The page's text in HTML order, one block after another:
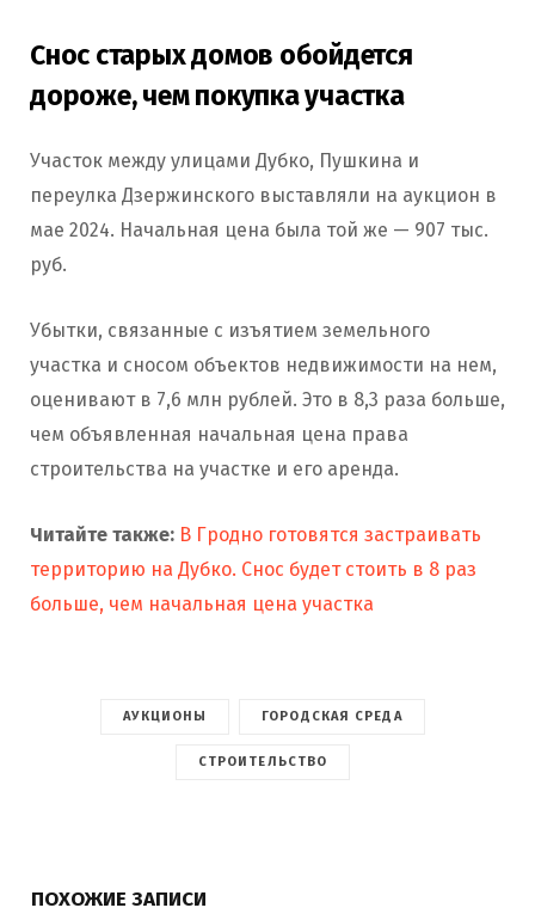
Снос старых домов обойдется
дороже, чем покупка участка
Участок между улицами Дубко, Пушкина и
переулка Дзержинского выставляли на аукцион в
мае 2024. Начальная цена была той же — 907 тыс.
руб.
Убытки, связанные с изъятием земельного
участка и сносом объектов недвижимости на нем,
оценивают в 7,6 млн рублей. Это в 8,3 раза больше,
чем объявленная начальная цена права
строительства на участке и его аренда.
Читайте также: В Гродно готовятся застраивать
территорию на Дубко. Снос будет стоить в 8 раз
больше, чем начальная цена участка
АУКЦИОНЫ ГОРОДСКАЯ СРЕДА
СТРОИТЕЛЬСТВО
ПОХОЖИЕ ЗАПИСИ